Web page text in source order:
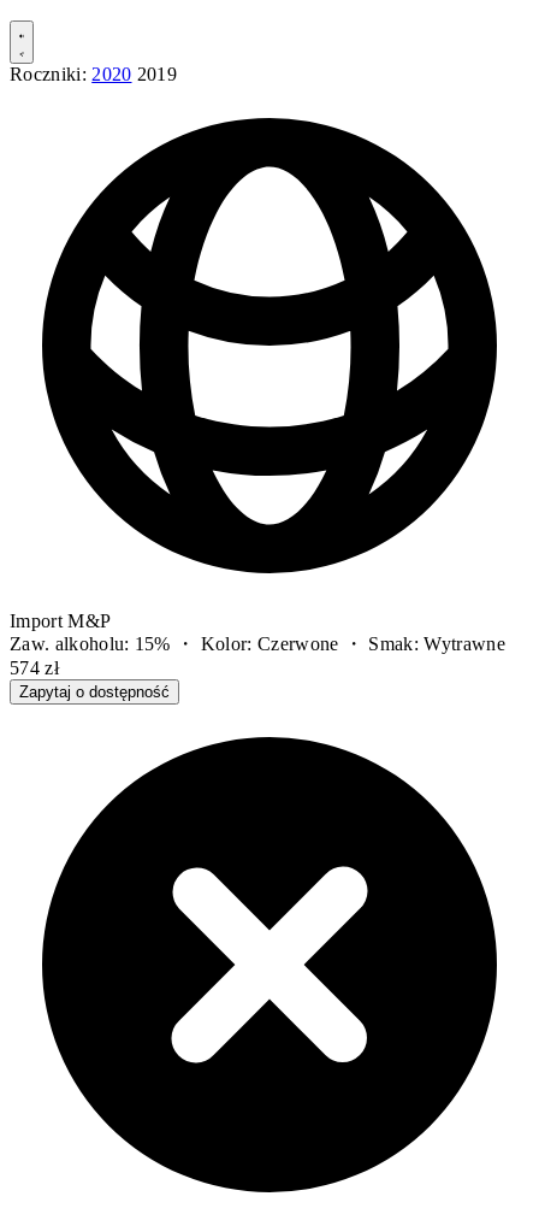
Roczniki: 2020 2019
Import M&P
Zaw. alkoholu: 15% ・ Kolor: Czerwone ・ Smak: Wytrawne
574 zł
Zapytaj o dostępność